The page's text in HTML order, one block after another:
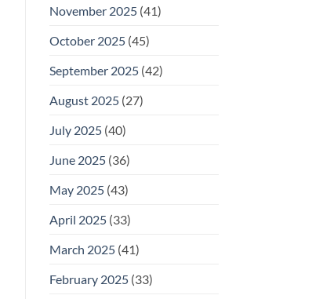
November 2025(41)
October 2025(45)
September 2025(42)
August 2025(27)
July 2025(40)
June 2025(36)
May 2025(43)
April 2025(33)
March 2025(41)
February 2025(33)